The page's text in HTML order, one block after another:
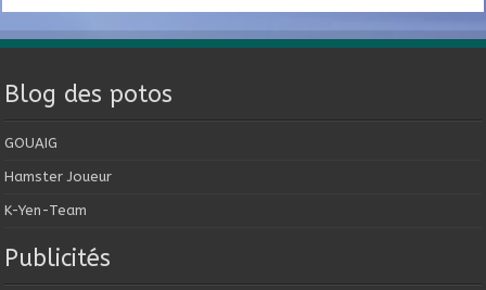
Blog des potos
GOUAIG
Hamster Joueur
K-Yen-Team
Publicités